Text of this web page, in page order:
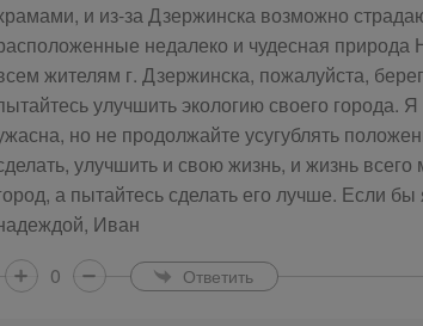
и из-за Дзержинска возможно
недалеко и чудесная
жителям г. Дзержинска, пожалуйста,
улучшить экологию своего города.
но не продолжайте усугублять
улучшить и свою жизнь, и жизнь
а пытайтесь сделать его лучше. Если
Иван
0
Ответить